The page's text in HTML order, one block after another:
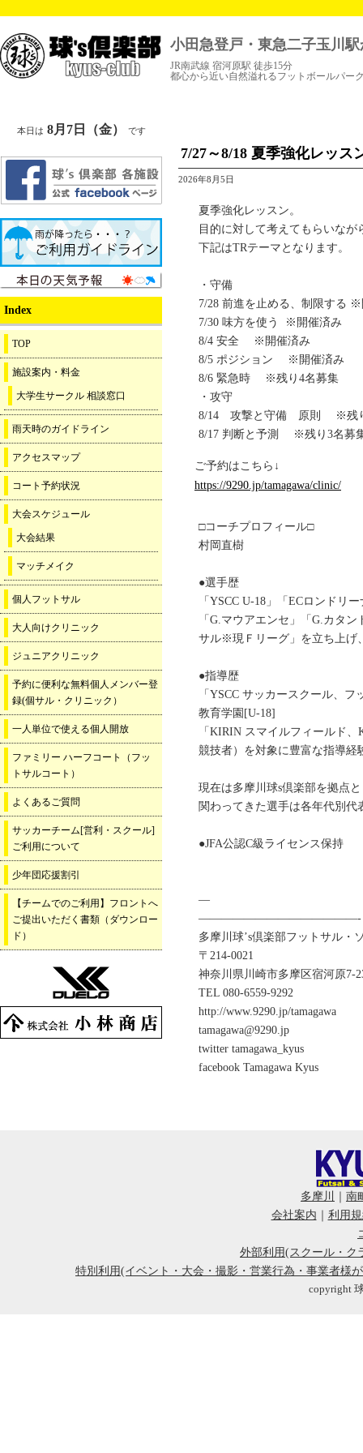
小田急登戸・東急二子玉川
JR南武線 宿河原駅 徒歩15分
都心から近い自然溢れるフットボールパー
7/27～8/18 夏季強化レッス
2026年8月5日
夏季強化レッスン。
目的に対して考えてもらいな
下記はTRテーマとなります。
・守備
7/28 前進を止める、制限する
7/30 味方を使う ※開催済み
8/4 安全 ※開催済み
8/5 ポジション ※開催済み
8/6 緊急時 ※残り4名募集
・攻守
8/14 攻撃と守備 原則 ※残
8/17 判断と予測 ※残り3名募
ご予約はこちら↓
https://9290.jp/tamagawa/clinic/
□コーチプロフィール□
村岡直樹
●選手歴
「YSCC U-18」「ECロンドリ
「G.マウアエンセ」「G.カタ
サル※現Ｆリーグ」を立ち上げ
●指導歴
「YSCC サッカースクール、
教育学園[U-18]
「KIRIN スマイルフィールド
競技者）を対象に豊富な指導経
現在は多摩川球s倶楽部を拠点
関わってきた選手は各年代別代
●JFA公認C級ライセンス保持
—
——————————————-
多摩川球’s倶楽部フットサル・
〒214-0021
神奈川県川崎市多摩区宿河原7-
TEL 080-6559-9292
http://www.9290.jp/tamagawa
tamagawa@9290.jp
twitter tamagawa_kyus
facebook Tamagawa Kyus
本日は 8月7日（金） です
Index
TOP
施設案内・料金
大学生サークル 相談窓口
雨天時のガイドライン
アクセスマップ
コート予約状況
大会スケジュール
大会結果
マッチメイク
個人フットサル
大人向けクリニック
ジュニアクリニック
予約に便利な無料個人メンバー登
録(個サル・クリニック）
一人単位で使える個人開放
ファミリー ハーフコート（フッ
トサルコート）
よくあるご質問
サッカーチーム[営利・スクール]
ご利用について
少年団応援割引
【チームでのご利用】フロントへ
ご提出いただく書類（ダウンロー
ド）
多摩川
南
会社案内
利用
外部利用(スクール・ク
特別利用(イベント・大会・撮影・営業行為・事業者様
copyright